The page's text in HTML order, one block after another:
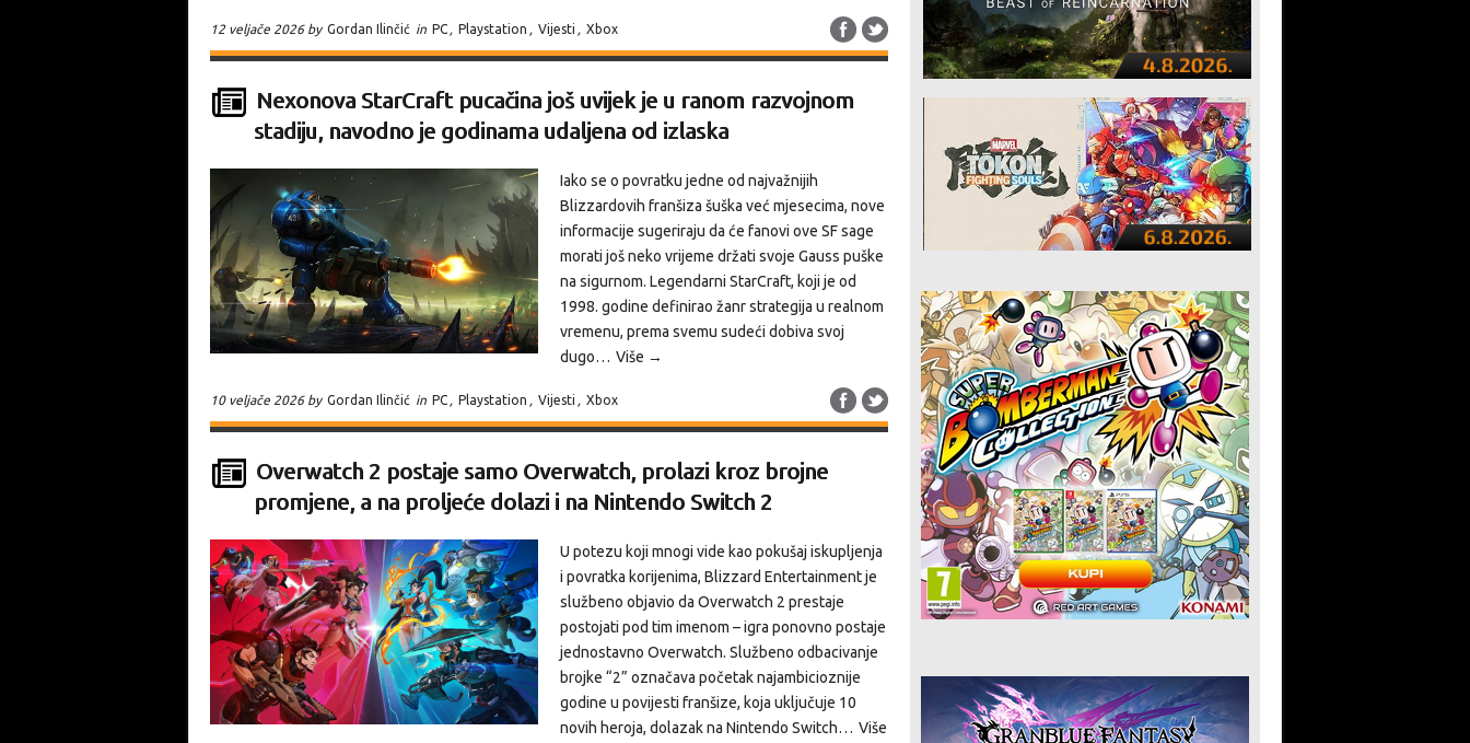
12 veljače 2026 by Gordan Ilinčić in PC , Playstation , Vijesti , Xbox
Nexonova StarCraft pucačina još uvijek je u ranom razvojnom
stadiju, navodno je godinama udaljena od izlaska
Iako se o povratku jedne od najvažnijih
Blizzardovih franšiza šuška već mjesecima, nove
informacije sugeriraju da će fanovi ove SF sage
morati još neko vrijeme držati svoje Gauss puške
na sigurnom. Legendarni StarCraft, koji je od
1998. godine definirao žanr strategija u realnom
vremenu, prema svemu sudeći dobiva svoj
dugo… Više →
10 veljače 2026 by Gordan Ilinčić in PC , Playstation , Vijesti , Xbox
Overwatch 2 postaje samo Overwatch, prolazi kroz brojne
promjene, a na proljeće dolazi i na Nintendo Switch 2
U potezu koji mnogi vide kao pokušaj iskupljenja
i povratka korijenima, Blizzard Entertainment je
službeno objavio da Overwatch 2 prestaje
postojati pod tim imenom – igra ponovno postaje
jednostavno Overwatch. Službeno odbacivanje
brojke “2” označava početak najambicioznije
godine u povijesti franšize, koja uključuje 10
novih heroja, dolazak na Nintendo Switch… Više